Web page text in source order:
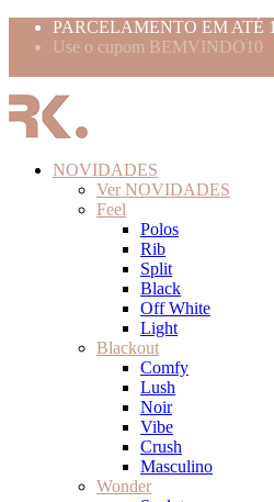
PARCELAMENTO EM ATÉ
Use o cupom BEMVINDO10
NOVIDADES
Ver NOVIDADES
Feel
Polos
Rib
Split
Black
Off White
Light
Blackout
Comfy
Lush
Noir
Vibe
Crush
Masculino
Wonder